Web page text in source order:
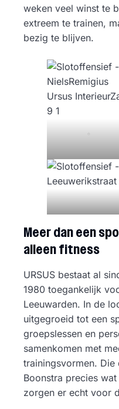
weken veel winst te
extreem te trainen,
bezig te blijven.
.
Meer dan een
alleen fitness
URSUS bestaat al
1980 toegankelijk
Leeuwarden. In de
uitgegroeid tot een
groepslessen en
samenkomen met
trainingsvormen.
Boonstra precies
zorgen er echt voor